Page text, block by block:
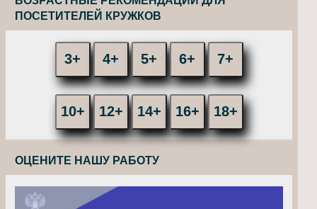
ПОСЕТИТЕЛЕЙ КРУЖКОВ
3+ 4+ 5+ 6+ 7+
10+ 12+ 14+ 16+ 18+
ОЦЕНИТЕ НАШУ РАБОТУ